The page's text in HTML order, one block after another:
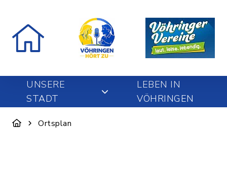
UNSERE
STADT
LEBEN IN
VÖHRINGEN
Ortsplan